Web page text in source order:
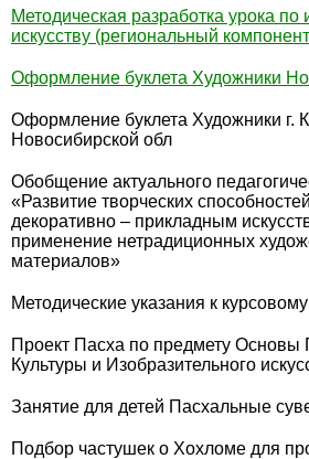
Методическая разработка урока по
искусству (региональный
Оформление буклета Художники
Оформление буклета Художники г.
Новосибирской обл
Обобщение актуального
«Развитие творческих
декоративно – прикладным
применение нетрадиционных
материалов»
Методические указания к
Проект Пасха по предмету Основы
Культуры и Изобразительного
Занятие для детей Пасхальные
Подбор частушек о Хохломе для